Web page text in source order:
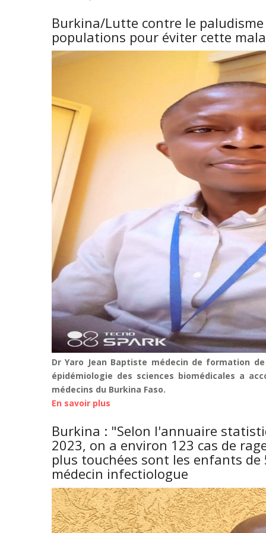
médecine
ma
passion
choisirai
encore
la
médecine
sans
hésiter"
Dr
KALMOGO
Ousmane
N°2,
médecin
généraliste,
médecin
chef
du
de
Pouytenga.
Burkina/Lutte contre le
populations pour éviter cette
Dr Yaro Jean Baptiste médecin de formation
épidémiologie des sciences biomédicales a
médecins du Burkina Faso.
En savoir plus
contre
le
paludisme
:
Dr
Yaro
donne
des
Burkina : "Selon l'annuaire
2023, on a environ 123 cas de
plus touchées sont les enfants de
médecin infectiologue